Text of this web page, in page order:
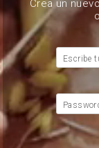
Crea un
Escribe